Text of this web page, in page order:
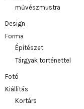
művészmustra
Design
Forma
Építészet
Tárgyak történettel
Fotó
Kiállítás
Kortárs